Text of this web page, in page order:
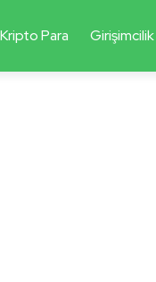
Kripto Para Girişimcilik